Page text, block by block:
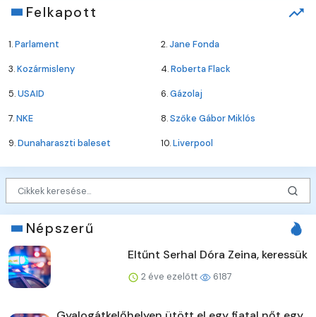
Felkapott
1.Parlament 2.Jane Fonda
3.Kozármisleny 4.Roberta Flack
5.USAID 6.Gázolaj
7.NKE 8.Szőke Gábor Miklós
9.Dunaharaszti baleset 10.Liverpool
Népszerű
Eltűnt Serhal Dóra Zeina, keressük
2 éve ezelőtt 6187